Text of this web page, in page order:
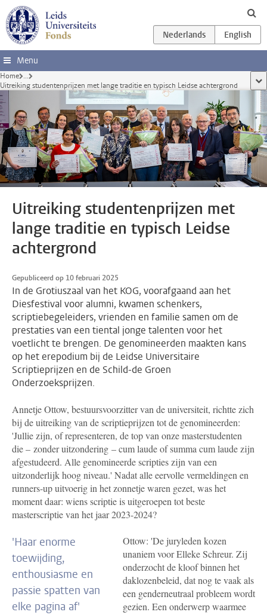
Ga direct naar de inhoud
Menu
Home ...
Uitreiking studentenprijzen met lange traditie en typisch Leidse achtergrond
Uitreiking studentenprijzen met
lange traditie en typisch Leidse
achtergrond
Gepubliceerd op 10 februari 2025
In de Grotiuszaal van het KOG, voorafgaand aan het
Diesfestival voor alumni, kwamen schenkers,
scriptiebegeleiders, vrienden en familie samen om de
prestaties van een tiental jonge talenten voor het
voetlicht te brengen. De genomineerden maakten kans
op het erepodium bij de Leidse Universitaire
Scriptieprijzen en de Schild-de Groen
Onderzoeksprijzen.
Annetje Ottow, bestuursvoorzitter van de universiteit, richtte zich
bij de uitreiking van de scriptieprijzen tot de genomineerden:
'Jullie zijn, of representeren, de top van onze masterstudenten
die – zonder uitzondering – cum laude of summa cum laude zijn
afgestudeerd. Alle genomineerde scripties zijn van een
uitzonderlijk hoog niveau.' Nadat alle eervolle vermeldingen en
runners-up uitvoerig in het zonnetje waren gezet, was het
moment daar: wiens scriptie is uitgeroepen tot beste
masterscriptie van het jaar 2023-2024?
'Haar enorme
toewijding,
enthousiasme en
passie spatten van
elke pagina af'
Ottow: 'De juryleden kozen
unaniem voor Elleke Schreur. Zij
onderzocht de kloof binnen het
daklozenbeleid, dat nog te vaak als
een genderneutraal probleem wordt
gezien. Een onderwerp waarmee